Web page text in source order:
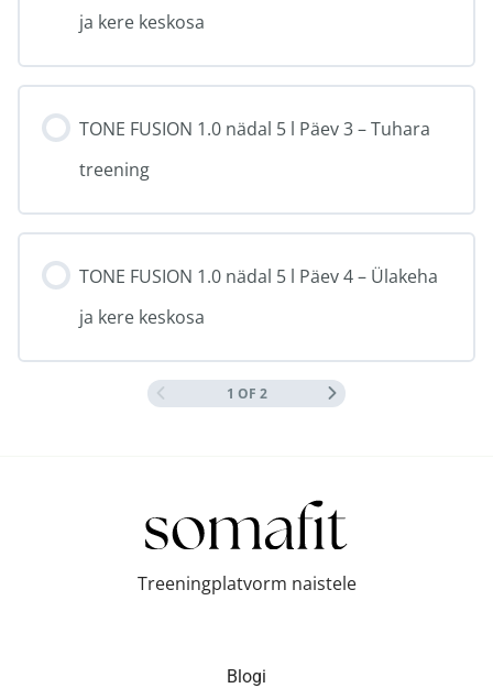
ja kere keskosa
TONE FUSION 1.0 nädal 5 l Päev 3 – Tuhara
treening
TONE FUSION 1.0 nädal 5 l Päev 4 – Ülakeha
ja kere keskosa
1 OF 2
Treeningplatvorm naistele
Blogi